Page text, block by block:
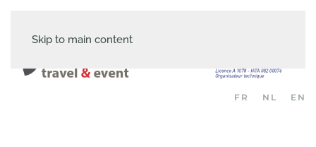
Skip to main content
FR NL EN